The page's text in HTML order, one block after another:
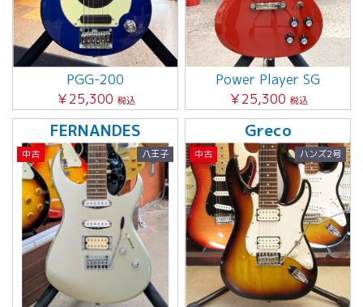
PGG-200
￥25,300 税込
Power Player SG
￥25,300 税込
FERNANDES
中古 八王子
Greco
中古 ハンズ2号